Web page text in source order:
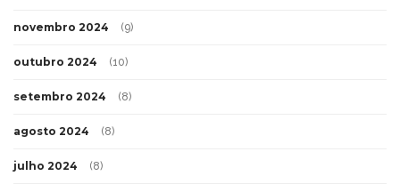
novembro 2024 (9)
outubro 2024 (10)
setembro 2024 (8)
agosto 2024 (8)
julho 2024 (8)